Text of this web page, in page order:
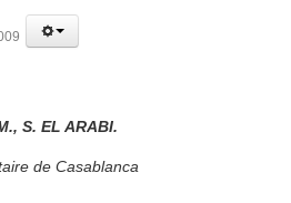
S. EL ARABI.
de Casablanca